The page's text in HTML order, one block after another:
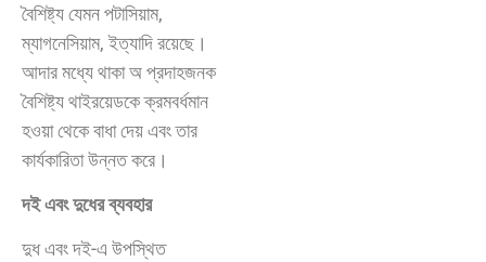
বৈশিষ্ট্য যেমন পটাসিয়াম,
ম্যাগনেসিয়াম, ইত্যাদি রয়েছে।
আদার মধ্যে থাকা অ প্রদাহজনক
বৈশিষ্ট্য থাইরয়েডকে ক্রমবর্ধমান
হওয়া থেকে বাধা দেয় এবং তার
কার্যকারিতা উন্নত করে।
দই এবং দুধের ব্যবহার
দুধ এবং দই-এ উপস্থিত